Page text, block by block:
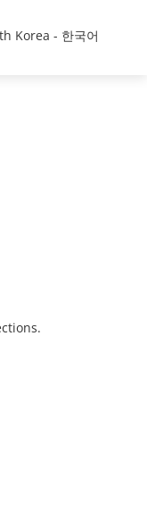
Korea - 한국어